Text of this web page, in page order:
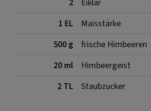
2
Eiklar
1 EL
Maisstärke
500 g
frische Himbeeren
20 ml
Himbeergeist
2 TL
Staubzucker